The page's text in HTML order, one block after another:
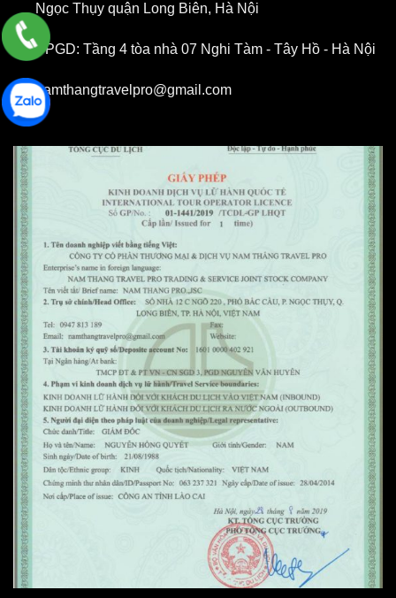
Ngọc Thụy quận Long Biên, Hà Nội
VPGD: Tầng 4 tòa nhà 07 Nghi Tàm - Tây Hồ - Hà Nội
namthangtravelpro@gmail.com